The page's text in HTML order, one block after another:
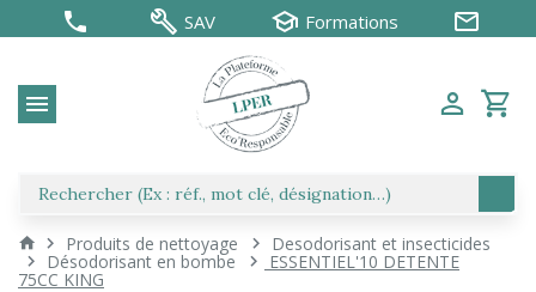
SAV Formations
Produits de nettoyage Desodorisant et insecticides
Désodorisant en bombe ESSENTIEL'10 DETENTE
75CC KING